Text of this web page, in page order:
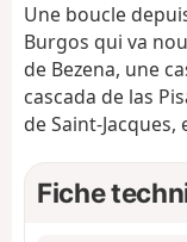
Une boucle
Burgos qui va
de Bezena, une
cascada de las
de Saint-
Fiche